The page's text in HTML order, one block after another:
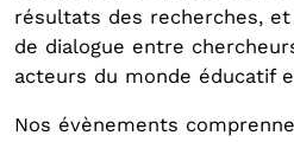
résultats des recherches,
de dialogue entre
acteurs du monde éducatif
Nos évènements